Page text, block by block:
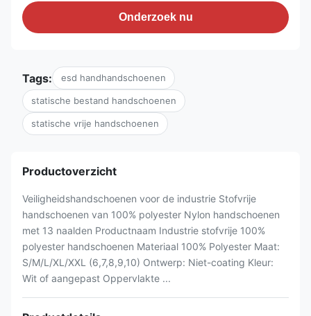
Onderzoek nu
Tags: esd handhandschoenen
statische bestand handschoenen
statische vrije handschoenen
Productoverzicht
Veiligheidshandschoenen voor de industrie Stofvrije
handschoenen van 100% polyester Nylon handschoenen
met 13 naalden Productnaam Industrie stofvrije 100%
polyester handschoenen Materiaal 100% Polyester Maat:
S/M/L/XL/XXL (6,7,8,9,10) Ontwerp: Niet-coating Kleur:
Wit of aangepast Oppervlakte ...